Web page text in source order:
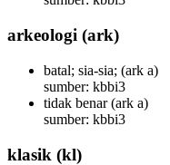
arkeologi (ark)
batal; sia-sia; (ark a)
sumber: kbbi3
tidak benar (ark a)
sumber: kbbi3
klasik (kl)